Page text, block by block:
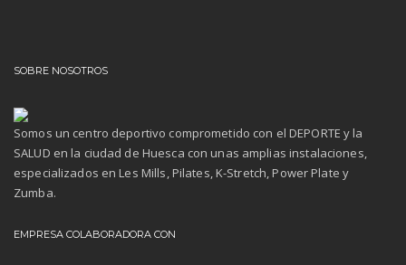
SOBRE NOSOTROS
Somos un centro deportivo comprometido con el DEPORTE y la
SALUD en la ciudad de Huesca con unas amplias instalaciones,
especializados en Les Mills, Pilates, K-Stretch, Power Plate y
Zumba.
EMPRESA COLABORADORA CON